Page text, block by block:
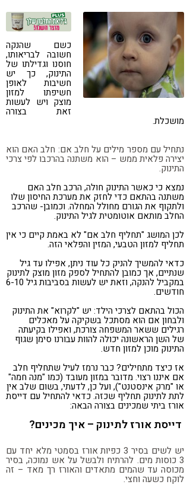
רגישות לגלוטן
טעים להכיר
קורונה
טבעונותכשם שהנקה
חשובה לבריאותו,
חוסנו וגדילתו של
התינוק, כך יש
חשיבות לאופן
חשיפתו למזון
מוצק ויש לעשות
זאת בצורה
מושכלת.
נתחיל עם מספר מילים על חלב אם: חלב האם הוא
יצירה פלאית ממש – הוא משתנה בהרכבו לפי צרכי
התינוק.
נמצא כי כאשר התינוק חולה, הרכב חלב האם
משתנה בהתאם כדי לחזק את מערכת החיסון שלו
ולתקוף את הגורם מחולל המחלה. וכמובן- שהרכב
החלב מותאם אוטומטית לגיל התינוק.
לכן המושג "תחליף חלב אם" לא באמת קיים כי אין
תחליף למזון הטבעי, המזין והפלאי הזה.
כדאי להמשיך להניק כל עוד ניתן, אפילו עד גיל
שנתיים, אך כמובן להתחיל לספק מזון מוצק לתינוק
במקביל להנקה, וזאת יש לעשות בסביבות גיל 6-10
חודשים.
הכול בהתאם לצרכי הילד: יש "לקרוא" את התינוק
ולבחון אם הוא מסתכל בשקיקה על מאכלים
רגילים ששאר המשפחה צורכת, ואפילו בקיעתה
של השן הראשונה יכולה להוות עבורנו סימן שגוף
התינוק מוכן למזון חדש.
אז כיצד מתחילים? כבר נרמז לעיל שתחליף חלב
אם איננו רצוי. מדובר במזון מעובד (כמו "מנה חמה"
או "מרק אינסטנט"), ועל כן, לדעתי, בשום שלב אין
לתת לתינוק תחליף שכזה. כדאי להתחיל עם דייסת
אורז ביתי שמכינים בצורה הבאה:
דייסת אורז לתינוק – איך מכינים?
יש לשים בסיר 3 כפיות אורז בסמטי מלא יחד עם
3 כוסות מים. להרתיח ולבשל על אש נמוכה, בסיר
מכוסה עד שהמים מתאדים והאורז רך מאד – זה
לוקח כשעה וחצי.